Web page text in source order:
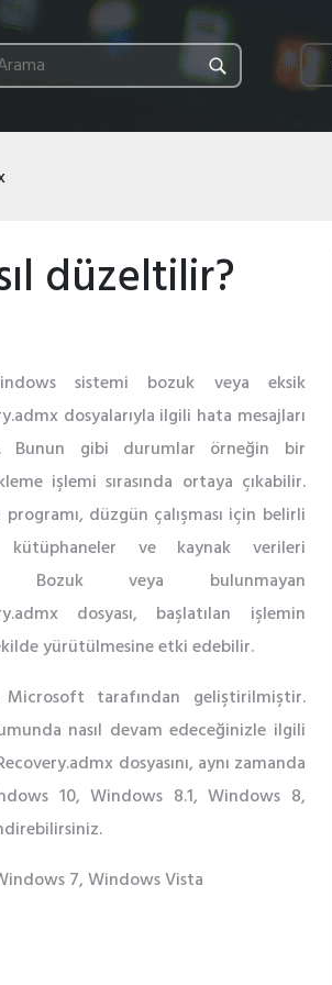
düzeltilir?
sistemi bozuk veya eksik
dosyalarıyla ilgili hata mesajları
Bunun gibi durumlar örneğin bir
işlemi sırasında ortaya çıkabilir.
programı, düzgün çalışması için belirli
kütüphaneler ve kaynak verileri
Bozuk veya bulunmayan
dosyası, başlatılan işlemin
yürütülmesine etki edebilir.
Microsoft tarafından geliştirilmiştir.
nasıl devam edeceğinizle ilgili
dosyasını, aynı zamanda
10, Windows 8.1, Windows 8,
7, Windows Vista